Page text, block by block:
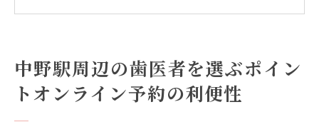
診療費用と保険の適用
予約前に確認！中野駅周辺の歯医者の口コミと
中野駅周辺の歯医者を選ぶポイン
トオンライン予約の利便性